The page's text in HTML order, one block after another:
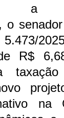
a
o
R$
na